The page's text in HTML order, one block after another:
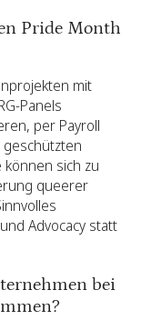
Pride Month
mit
Panels
per Payroll
sich zu
queerer
Advocacy statt
bei